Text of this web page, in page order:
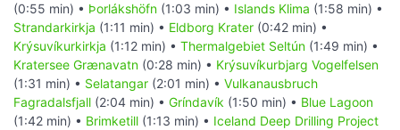
(0:55 min) • Þorlákshöfn (1:03 min) • Islands Klima (1:58 min) •
Strandarkirkja (1:11 min) • Eldborg Krater (0:42 min) •
Krýsuvíkurkirkja (1:12 min) • Thermalgebiet Seltún (1:49 min) •
Kratersee Grænavatn (0:28 min) • Krýsuvíkurbjarg Vogelfelsen
(1:31 min) • Selatangar (2:01 min) • Vulkanausbruch
Fagradalsfjall (2:04 min) • Gríndavík (1:50 min) • Blue Lagoon
(1:42 min) • Brimketill (1:13 min) • Iceland Deep Drilling Project